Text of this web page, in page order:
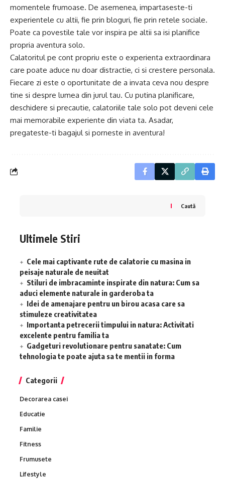
momentele frumoase. De asemenea, impartaseste-ti
experientele cu altii, fie prin bloguri, fie prin retele sociale.
Poate ca povestile tale vor inspira pe altii sa isi planifice
propria aventura solo.
Calatoritul pe cont propriu este o experienta extraordinara
care poate aduce nu doar distractie, ci si crestere personala.
Fiecare zi este o oportunitate de a invata ceva nou despre
tine si despre lumea din jurul tau. Cu putina planificare,
deschidere si precautie, calatoriile tale solo pot deveni cele
mai memorabile experiente din viata ta. Asadar,
pregateste-ti bagajul si porneste in aventura!
Caută
Ultimele Stiri
Cele mai captivante rute de calatorie cu masina in
peisaje naturale de neuitat
Stiluri de imbracaminte inspirate din natura: Cum sa
aduci elemente naturale in garderoba ta
Idei de amenajare pentru un birou acasa care sa
stimuleze creativitatea
Importanta petrecerii timpului in natura: Activitati
excelente pentru familia ta
Gadgeturi revolutionare pentru sanatate: Cum
tehnologia te poate ajuta sa te mentii in forma
Categorii
Decorarea casei
Educatie
Familie
Fitness
Frumusete
Lifestyle